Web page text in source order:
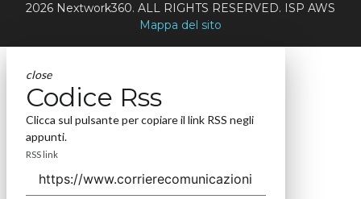
2026 Nextwork360. ALL RIGHTS RESERVED. ISP AWS
Mappa del sito
close
Codice Rss
Clicca sul pulsante per copiare il link RSS negli
appunti.
RSS link